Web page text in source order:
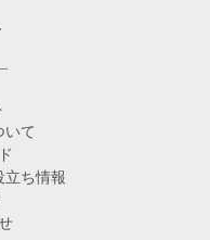
いて
立ち情報